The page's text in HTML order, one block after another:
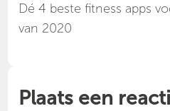
Dé 4 beste fitness apps
van 2020
Plaats een